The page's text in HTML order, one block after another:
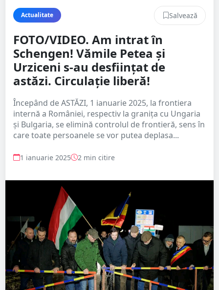
Actualitate Salvează
FOTO/VIDEO. Am intrat în
Schengen! Vămile Petea și
Urziceni s-au desființat de
astăzi. Circulație liberă!
Începând de ASTĂZI, 1 ianuarie 2025, la frontiera
internă a României, respectiv la granița cu Ungaria
și Bulgaria, se elimină controlul de frontieră, sens în
care toate persoanele se vor putea deplasa...
1 ianuarie 2025 2 min citire